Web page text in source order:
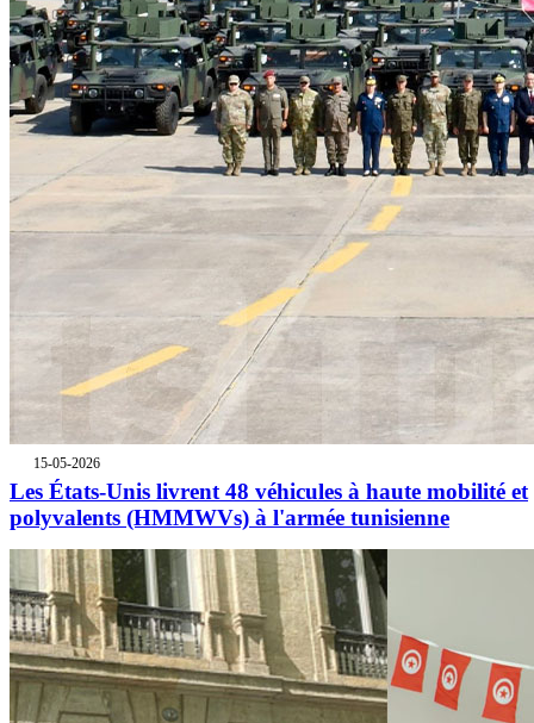
15-05-2026
Les États-Unis livrent 48 véhicules à haute mobilité et
polyvalents (HMMWVs) à l'armée tunisienne